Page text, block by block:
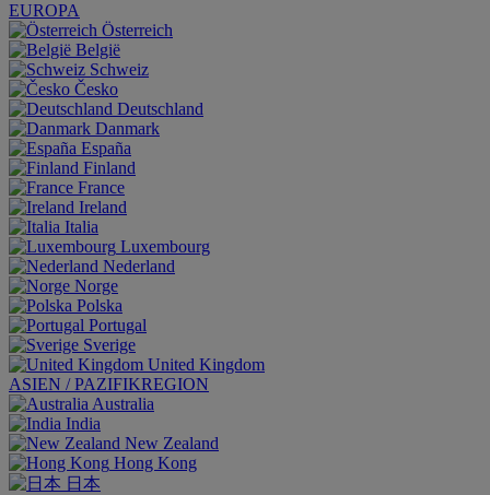
EUROPA
Österreich
België
Schweiz
Česko
Deutschland
Danmark
España
Finland
France
Ireland
Italia
Luxembourg
Nederland
Norge
Polska
Portugal
Sverige
United Kingdom
ASIEN / PAZIFIKREGION
Australia
India
New Zealand
Hong Kong
日本